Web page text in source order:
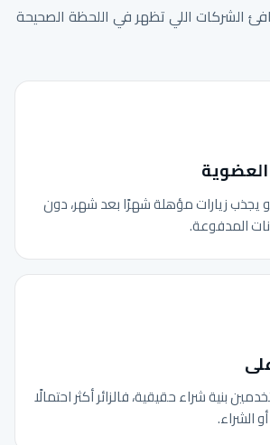
الشركات اللي تظهر في اللحظة الصحيحة
العضوية
زيارات مؤهلة شهرًا بعد شهر، دون
المدفوعة.
بنية شراء حقيقية، فالزائر أكثر احتمالًا
الشراء.